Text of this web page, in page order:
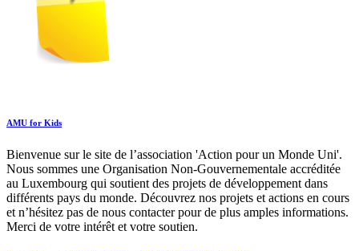
AMU for Kids
Bienvenue sur le site de l’association 'Action pour un Monde Uni'.
Nous sommes une Organisation Non-Gouvernementale accréditée
au Luxembourg qui soutient des projets de développement dans
différents pays du monde. Découvrez nos projets et actions en cours
et n’hésitez pas de nous contacter pour de plus amples informations.
Merci de votre intérêt et votre soutien.